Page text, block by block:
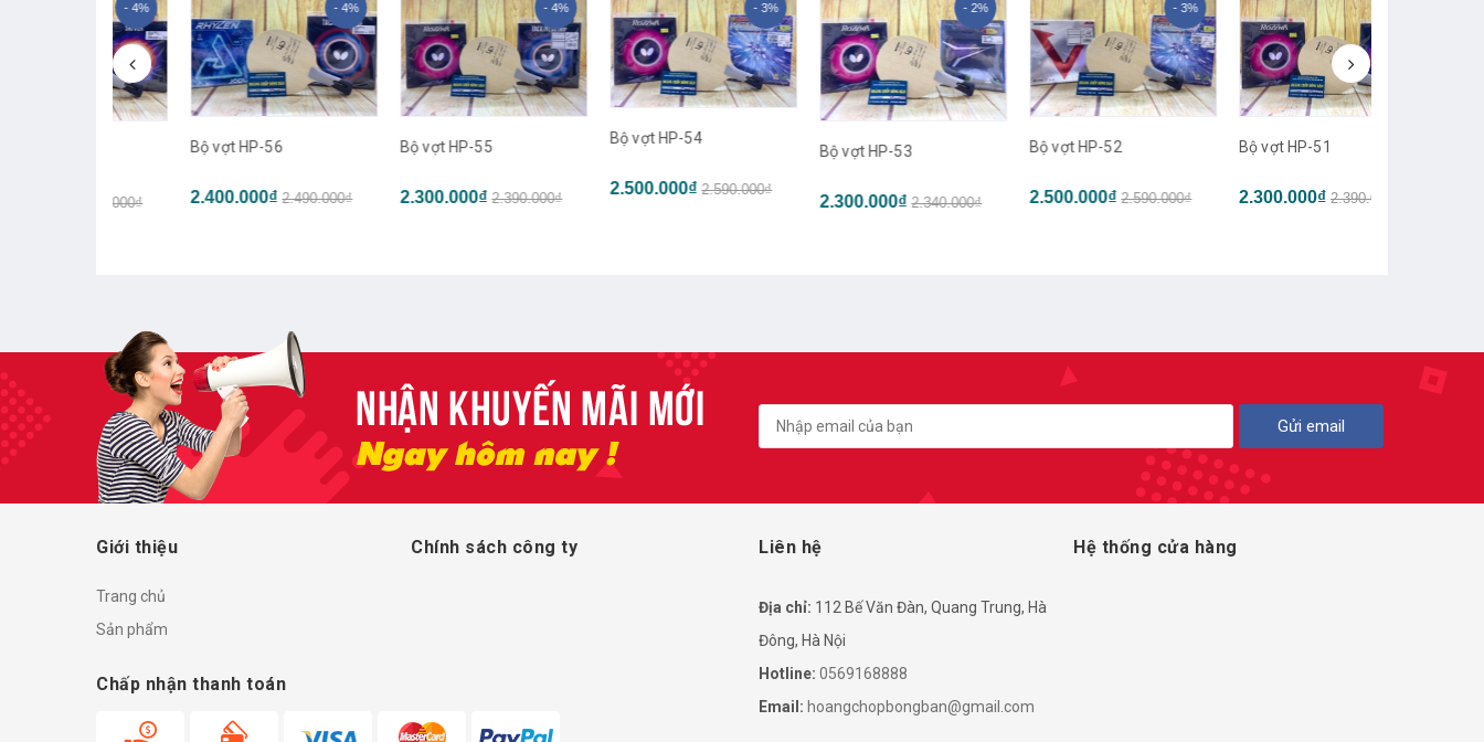
- 4%
Bộ vợt HP-56
2.400.000₫ 2.490.000₫
- 4%
Bộ vợt HP-55
2.300.000₫ 2.390.000₫
- 3%
Bộ vợt HP-54
2.500.000₫ 2.590.000₫
- 2%
Bộ vợt HP-53
2.300.000₫ 2.340.000₫
- 3%
Bộ vợt HP-52
2.500.000₫ 2.590.000₫
- 4%
Bộ vợt HP-51
2.300.000₫ 2.390.000₫
Gửi email
Giới thiệu
Trang chủ
Sản phẩm
Chính sách công ty
Chấp nhận thanh toán
Liên hệ
Địa chỉ: 112 Bế Văn Đàn, Quang Trung, Hà
Đông, Hà Nội
Hotline: 0569168888
Email: hoangchopbongban@gmail.com
Hệ thống cửa hàng